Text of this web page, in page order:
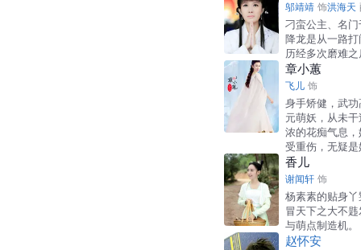
邬靖靖 饰洪海天
刁蛮公主、名
降龙是从一路
历经多次磨难
章小蕙
飞儿 饰
身手矫健，武
元萌妖，从未
浓的花痴气息
受重伤，无疑
香儿
谢闻轩 饰
杨素素的贴身
冒天下之大不
与萌点制造机。
赵怀安